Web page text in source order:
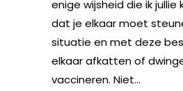
enige wijsheid die ik jullie
dat je elkaar moet
situatie en met deze
elkaar afkatten of
vaccineren. Niet...